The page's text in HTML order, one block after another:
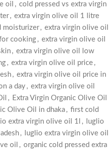
oil , cold pressed vs extra virgin
, extra virgin olive oil 1 litre
moisturizer , extra virgin olive oil
cooking , extra virgin olive oil
, extra virgin olive oil low
, extra virgin olive oil price ,
, extra virgin olive oil price in
a day , extra virgin olive oil
, Extra Virgin Organic Olive Oil
Olive Oil in dhaka , first cold
extra virgin olive oil 1l ,
luglio
,
luglio extra virgin olive oil
oil , organic cold pressed extra